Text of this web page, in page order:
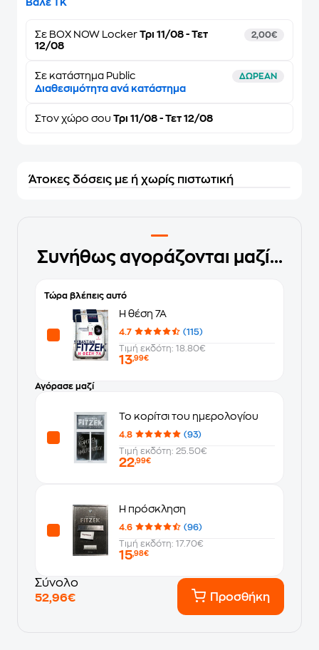
Βάλε ΤΚ
Σε BOX NOW Locker Τρι 11/08 - Τετ
12/08
2,00€
Σε κατάστημα Public ΔΩΡΕΑΝ
Διαθεσιμότητα ανά κατάστημα
Στον χώρο σου Τρι 11/08 - Τετ 12/08
Άτοκες δόσεις με ή χωρίς πιστωτική
Συνήθως αγοράζονται μαζί...
Τώρα βλέπεις αυτό
Η θέση 7Α
4.7
(115)
Τιμή εκδότη: 18.80€
13,99€
Αγόρασε μαζί
Το κορίτσι του ημερολογίου
4.8
(93)
Τιμή εκδότη: 25.50€
22,99€
Η πρόσκληση
4.6
(96)
Τιμή εκδότη: 17.70€
15,98€
Σύνολο
52,96€
Προσθήκη